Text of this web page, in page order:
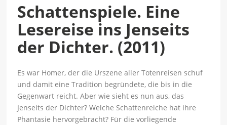
Schattenspiele. Eine
Lesereise ins Jenseits
der Dichter. (2011)
Es war Homer, der die Urszene aller Totenreisen schuf
und damit eine Tradition begründete, die bis in die
Gegenwart reicht. Aber wie sieht es nun aus, das
Jenseits der Dichter? Welche Schattenreiche hat ihre
Phantasie hervorgebracht? Für die vorliegende